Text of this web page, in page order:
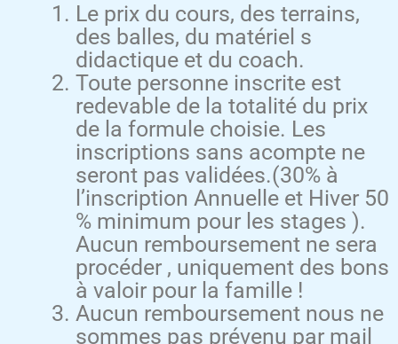
Le prix du cours, des terrains,
des balles, du matériel s
didactique et du coach.
Toute personne inscrite est
redevable de la totalité du prix
de la formule choisie. Les
inscriptions sans acompte ne
seront pas validées.(30% à
l’inscription Annuelle et Hiver 50
% minimum pour les stages ).
Aucun remboursement ne sera
procéder , uniquement des bons
à valoir pour la famille !
Aucun remboursement nous ne
sommes pas prévenu par mail